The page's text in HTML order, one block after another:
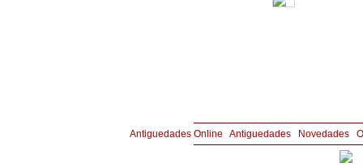
Antiguedades Online Antiguedades Novedades